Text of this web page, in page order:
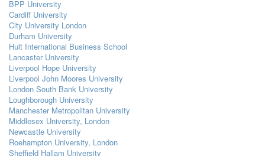
BPP University
Cardiff University
City University London
Durham University
Hult International Business School
Lancaster University
Liverpool Hope University
Liverpool John Moores University
London South Bank University
Loughborough University
Manchester Metropolitan University
Middlesex University, London
Newcastle University
Roehampton University, London
Sheffield Hallam University